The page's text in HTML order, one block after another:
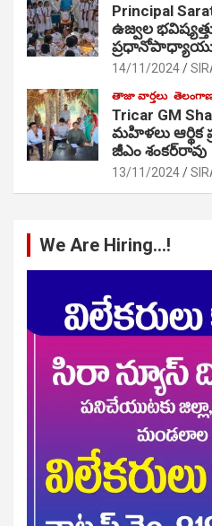
Principal
ఉజ్వల
14/11/2024
తాజా వార్తలు
Tricar GM
మహిళలు ఆర్థిక
జీఎం శంకర్‌రావు
13/11/2024
We Are Hiring…!